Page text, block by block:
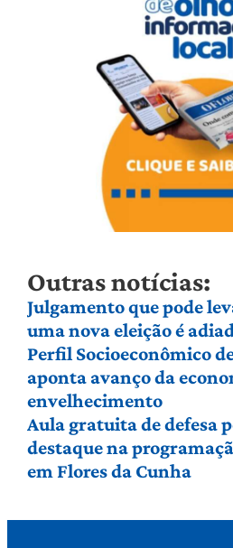
Outras notícias:
Julgamento que pode
uma nova eleição é
Perfil Socioeconômico
aponta avanço da
envelhecimento
Aula gratuita de defesa
destaque na
em Flores da Cunha